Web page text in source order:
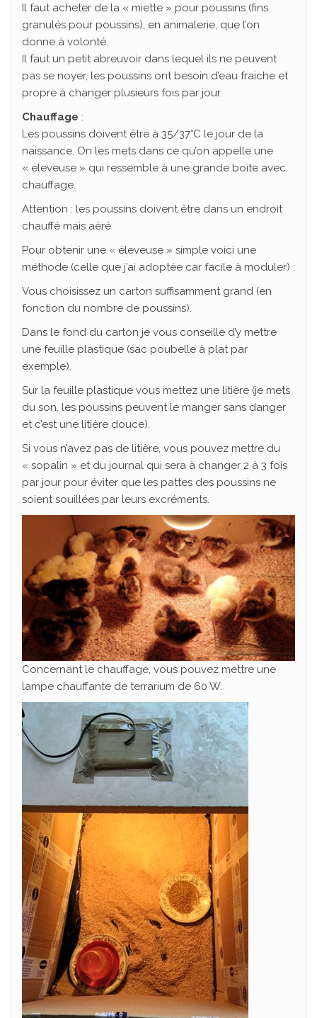
Il faut acheter de la « miette » pour poussins (fins
granulés pour poussins), en animalerie, que l’on
donne à volonté.
Il faut un petit abreuvoir dans lequel ils ne peuvent
pas se noyer, les poussins ont besoin d’eau fraiche et
propre à changer plusieurs fois par jour.
Chauffage :
Les poussins doivent être à 35/37°C le jour de la
naissance. On les mets dans ce qu’on appelle une
« éleveuse » qui ressemble à une grande boite avec
chauffage.
Attention : les poussins doivent être dans un endroit
chauffé mais aéré
Pour obtenir une « éleveuse » simple voici une
méthode (celle que j’ai adoptée car facile à moduler) :
Vous choisissez un carton suffisamment grand (en
fonction du nombre de poussins).
Dans le fond du carton je vous conseille d’y mettre
une feuille plastique (sac poubelle à plat par
exemple).
Sur la feuille plastique vous mettez une litière (je mets
du son, les poussins peuvent le manger sans danger
et c’est une litière douce).
Si vous n’avez pas de litière, vous pouvez mettre du
« sopalin » et du journal qui sera à changer 2 à 3 fois
par jour pour éviter que les pattes des poussins ne
soient souillées par leurs excréments.
Concernant le chauffage, vous pouvez mettre une
lampe chauffante de terrarium de 60 W.